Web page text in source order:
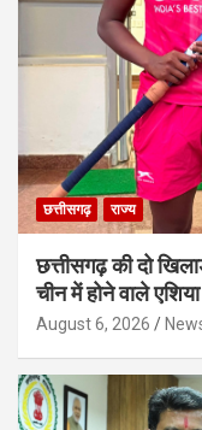
छत्तीसगढ़ राज्य
छत्तीसगढ़ की दो
चीन में होने वाले
August 6, 2026